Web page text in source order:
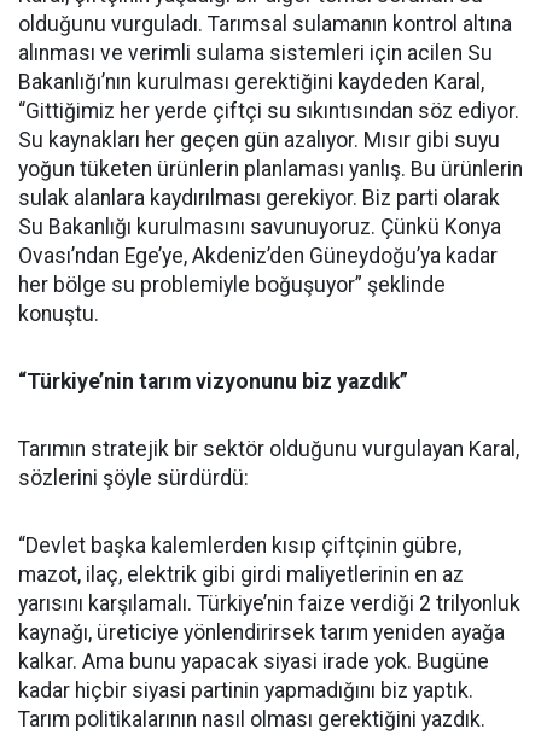
olduğunu vurguladı. Tarımsal sulamanın kontrol altına
alınması ve verimli sulama sistemleri için acilen Su
Bakanlığı’nın kurulması gerektiğini kaydeden Karal,
“Gittiğimiz her yerde çiftçi su sıkıntısından söz ediyor.
Su kaynakları her geçen gün azalıyor. Mısır gibi suyu
yoğun tüketen ürünlerin planlaması yanlış. Bu ürünlerin
sulak alanlara kaydırılması gerekiyor. Biz parti olarak
Su Bakanlığı kurulmasını savunuyoruz. Çünkü Konya
Ovası’ndan Ege’ye, Akdeniz’den Güneydoğu’ya kadar
her bölge su problemiyle boğuşuyor” şeklinde
konuştu.
“Türkiye’nin tarım vizyonunu biz yazdık”
Tarımın stratejik bir sektör olduğunu vurgulayan Karal,
sözlerini şöyle sürdürdü:
“Devlet başka kalemlerden kısıp çiftçinin gübre,
mazot, ilaç, elektrik gibi girdi maliyetlerinin en az
yarısını karşılamalı. Türkiye’nin faize verdiği 2 trilyonluk
kaynağı, üreticiye yönlendirirsek tarım yeniden ayağa
kalkar. Ama bunu yapacak siyasi irade yok. Bugüne
kadar hiçbir siyasi partinin yapmadığını biz yaptık.
Tarım politikalarının nasıl olması gerektiğini yazdık.